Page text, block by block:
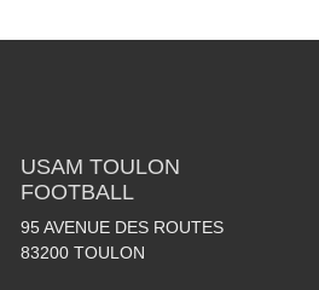
USAM TOULON
FOOTBALL
95 AVENUE DES ROUTES
83200 TOULON